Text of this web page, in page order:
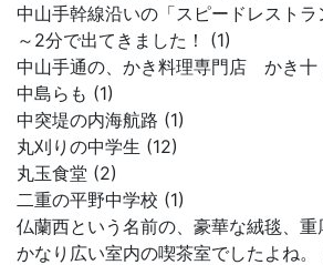
中山手幹線沿いの「スピードレスト
～2分で出てきました！ (1)
中山手通の、かき料理専門店 かき十
中島らも (1)
中突堤の内海航路 (1)
丸刈りの中学生 (12)
丸玉食堂 (2)
二重の平野中学校 (1)
仏蘭西という名前の、豪華な絨毯、
かなり広い室内の喫茶室でしたよね。